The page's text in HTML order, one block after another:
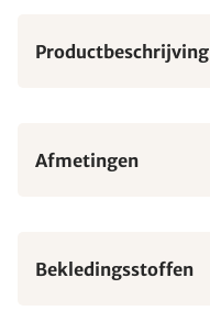
Productbeschrijving
Afmetingen
Bekledingsstoffen